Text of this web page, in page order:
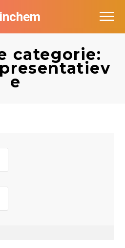
categorie:
e
Gorinchem
in Gorinchem